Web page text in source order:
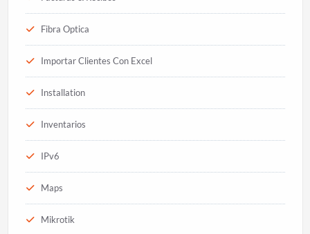
Fibra Optica
Importar Clientes Con Excel
Installation
Inventarios
IPv6
Maps
Mikrotik